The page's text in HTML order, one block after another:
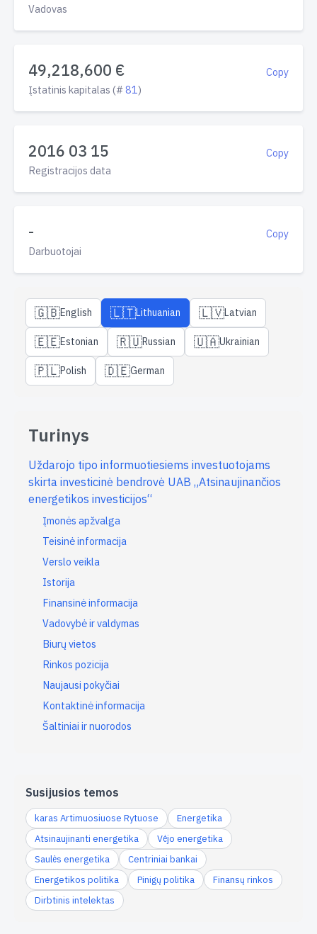
Vadovas
Copy
49,218,600 €
Įstatinis kapitalas (#81)
Copy
2016 03 15
Registracijos data
Copy
-
Darbuotojai
🇬🇧English 🇱🇹Lithuanian 🇱🇻Latvian
🇪🇪Estonian 🇷🇺Russian 🇺🇦Ukrainian
🇵🇱Polish 🇩🇪German
Turinys
Uždarojo tipo informuotiesiems investuotojams
skirta investicinė bendrovė UAB „Atsinaujinančios
energetikos investicijos“
Įmonės apžvalga
Teisinė informacija
Verslo veikla
Istorija
Finansinė informacija
Vadovybė ir valdymas
Biurų vietos
Rinkos pozicija
Naujausi pokyčiai
Kontaktinė informacija
Šaltiniai ir nuorodos
Susijusios temos
karas Artimuosiuose Rytuose
Energetika
Atsinaujinanti energetika
Vėjo energetika
Saulės energetika
Centriniai bankai
Energetikos politika
Pinigų politika
Finansų rinkos
Dirbtinis intelektas